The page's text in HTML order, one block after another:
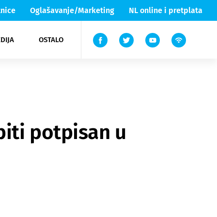
Oglašavanje/Marketing NL online i pretplata
OSTALO
Lika & Senj
TV
potpisan u